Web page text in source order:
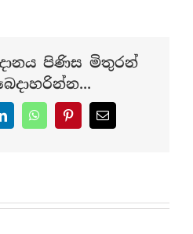
පිණිස මිතුරන්
LinkedInWhatsAppPinterestEmail